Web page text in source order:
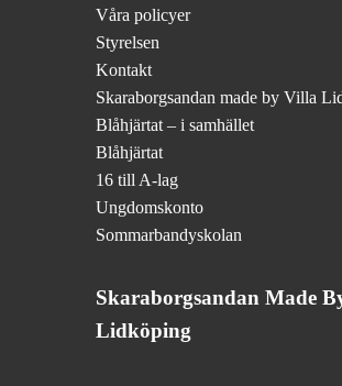
Våra policyer
Styrelsen
Kontakt
Skaraborgsandan made by Villa
Blåhjärtat – i samhället
Blåhjärtat
16 till A-lag
Ungdomskonto
Sommarbandyskolan
Skaraborgsandan Made
Lidköping